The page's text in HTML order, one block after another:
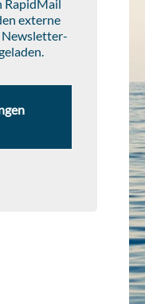
RapidMail
externe
Newsletter-